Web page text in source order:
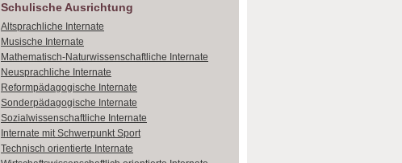
Schulische Ausrichtung
Altsprachliche Internate
Musische Internate
Mathematisch-Naturwissenschaftliche Internate
Neusprachliche Internate
Reformpädagogische Internate
Sonderpädagogische Internate
Sozialwissenschaftliche Internate
Internate mit Schwerpunkt Sport
Technisch orientierte Internate